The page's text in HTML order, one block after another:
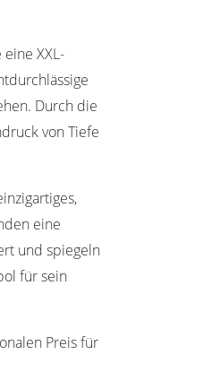
XXL-
Durch die
von Tiefe
eine
und spiegeln
für sein
Preis für